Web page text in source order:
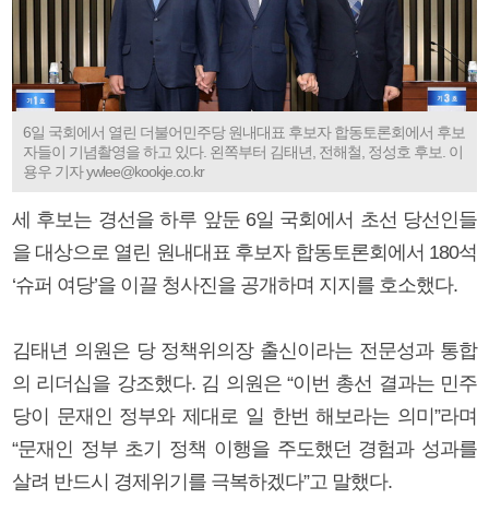
6일 국회에서 열린 더불어민주당 원내대표 후보자 합동토론회에서 후보
자들이 기념촬영을 하고 있다. 왼쪽부터 김태년, 전해철, 정성호 후보. 이
용우 기자 ywlee@kookje.co.kr
세 후보는 경선을 하루 앞둔 6일 국회에서 초선 당선인들
을 대상으로 열린 원내대표 후보자 합동토론회에서 180석
‘슈퍼 여당’을 이끌 청사진을 공개하며 지지를 호소했다.
김태년 의원은 당 정책위의장 출신이라는 전문성과 통합
의 리더십을 강조했다. 김 의원은 “이번 총선 결과는 민주
당이 문재인 정부와 제대로 일 한번 해보라는 의미”라며
“문재인 정부 초기 정책 이행을 주도했던 경험과 성과를
살려 반드시 경제위기를 극복하겠다”고 말했다.